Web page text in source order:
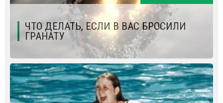
ЧТО ДЕЛАТЬ, ЕСЛИ В ВАС БРОСИЛИ
ГРАНАТУ